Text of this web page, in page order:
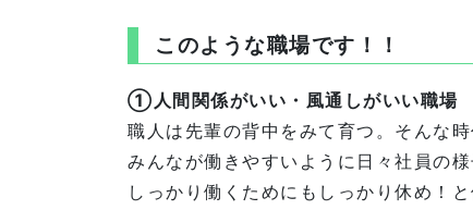
このような職場です！！
①人間関係がいい・風通しがいい職場
職人は先輩の背中をみて育つ。そんな時
みんなが働きやすいように日々社員の
しっかり働くためにもしっかり休め！